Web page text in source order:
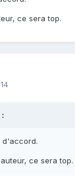
ce sera top.
d'accord.
ce sera top.